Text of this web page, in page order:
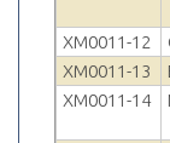
XM0011-12
XM0011-13
XM0011-14